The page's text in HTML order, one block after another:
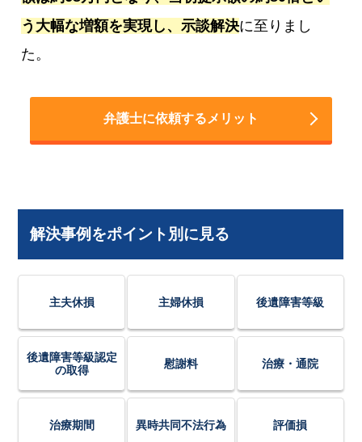
う大幅な増額を実現し、示談解決に至りまし
た。
弁護士に依頼するメリット
解決事例をポイント別に見る
主夫休損 主婦休損 後遺障害等級
後遺障害等級認定
の取得
慰謝料 治療・通院
治療期間 異時共同不法行為 評価損